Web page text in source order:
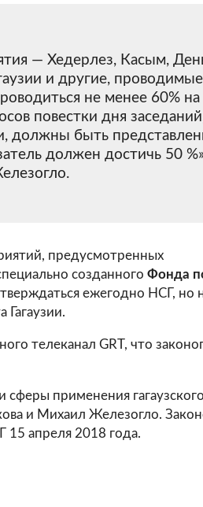
— Хедерлез, Касым,
и другие,
не менее 60% на
повестки дня
должны быть
должен достичь 50
предусмотренных
созданного Фонда
ежегодно НСГ, но
телеканал GRT, что
применения
и Михаил Железогло.
15 апреля 2018 года.